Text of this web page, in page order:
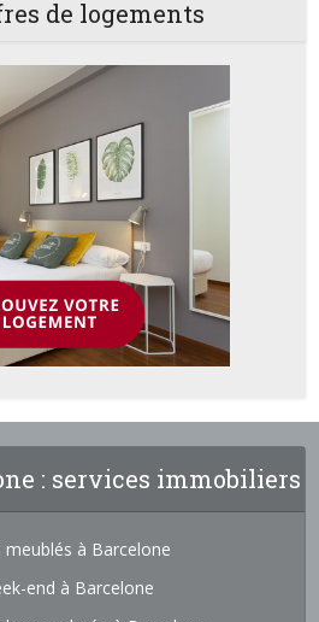
de logements
: services immobiliers
à Barcelone
end à Barcelone